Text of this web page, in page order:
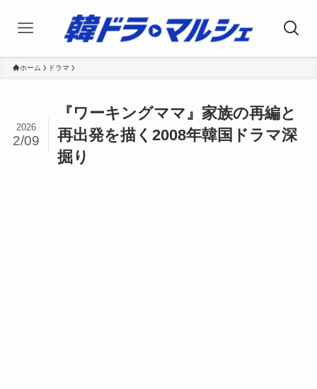
ホーム ドラマ
『ワーキングママ』家族の再編と
再出発を描く2008年韓国ドラマ深
掘り
2026
2/09